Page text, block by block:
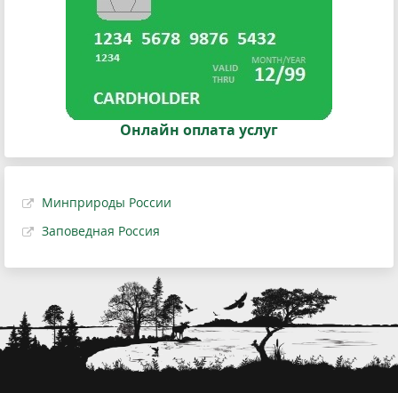
Онлайн оплата услуг
Минприроды России
Заповедная Россия